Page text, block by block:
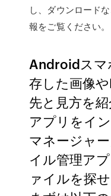
し、ダウンロード
報をご覧ください。
Androidスマ
存した画像
先と見方を
アプリをイ
マネージャ
イル管理ア
ァイルを探